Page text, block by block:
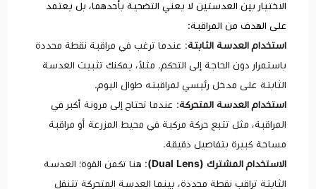
الاختيار بين العدستين لا يعني التضحية بأحدهما، بل يعتمد
على الهدف من المراقبة:
استخدام العدسة الثابتة: عندما ترغب في مراقبة نقطة محددة
باستمرار دون الحاجة إلى التحكم. مثلاً، يمكنك تثبيت العدسة
الثابتة على مدخل رئيسي لمراقبته طوال اليوم.
استخدام العدسة المتحركة: عندما تحتاج إلى مرونة أكبر في
المراقبة، مثل تتبع حركة مركبة في محيط المزرعة أو مراقبة
مساحة كبيرة بتفاصيل دقيقة.
الاستخدام المشترك (Dual Lens)
: هنا تكمن القوة؛ العدسة
الثابتة تراقب نقطة محددة، بينما العدسة المتحركة تتنقل